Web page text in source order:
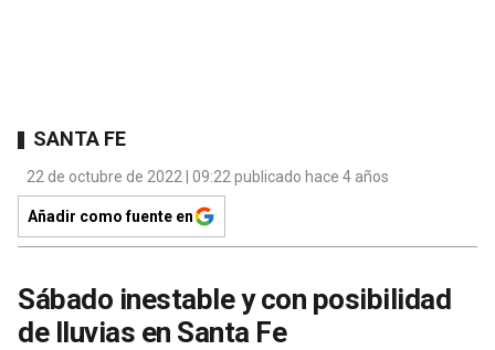
SANTA FE
22 de octubre de 2022 | 09:22 publicado hace 4 años
Añadir como fuente en
Sábado inestable y con posibilidad
de lluvias en Santa Fe